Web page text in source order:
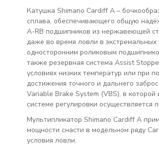
Катушка Shimano Cardiff A –
сплава, обеспечивающего общую
A-RB подшипников из нержавеющей
даже во время ловли в экстремальных
односторонним роликовым
также резервная система Assist
условиях низких температур или при
достижения точного и дальнего
Variable Brake System (VBS), в
системе регулировки
Мультипликатор Shimano Cardiff A
мощности снасти в модельном ряду
условия ловли.